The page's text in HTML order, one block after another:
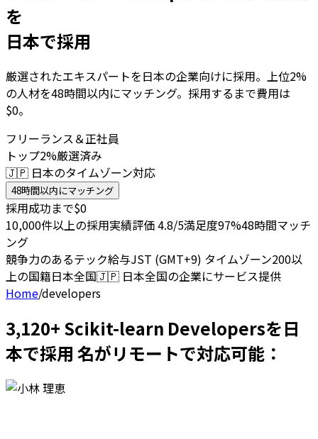
を
日本で採用
厳選されたエキスパートを日本の企業向けに採用。上位2%
の人材を48時間以内にマッチング。採用するまで費用は
$0。
フリーランス＆正社員
トップ2%厳選済み
🇯🇵 日本のタイムゾーン対応
48時間以内にマッチング
採用成功まで$0
10,000件以上の採用実績評価 4.8/5満足度97%48時間マッチ
ング
競争力のあるテック給与JST (GMT+9) タイムゾーン200以
上の国籍日本全国🇯🇵 日本全国の企業にサービス提供
Home/developers
3,120+ Scikit-learn Developersを日
本で採用 名がリモートで対応可能：